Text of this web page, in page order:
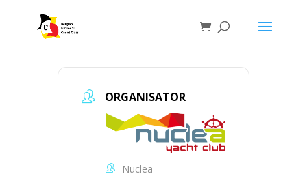
ORGANISATOR
Nuclea